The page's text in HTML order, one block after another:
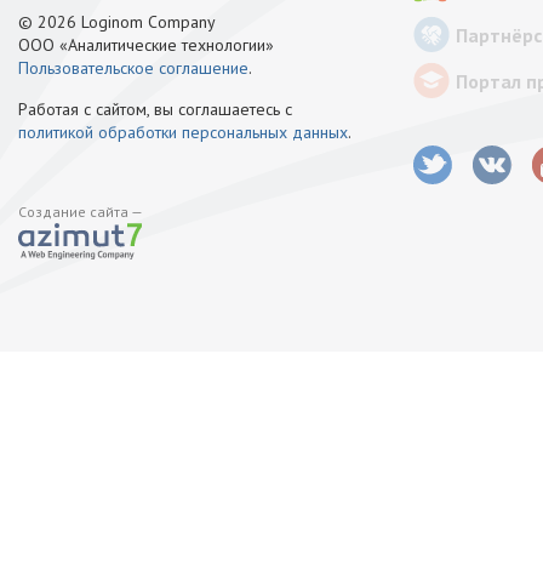
© 2026 Loginom Company
ООО «Аналитические технологии»
Пользовательское соглашение.
Работая с сайтом, вы соглашаетесь с
политикой обработки персональных данных.
Создание сайта —
Портал